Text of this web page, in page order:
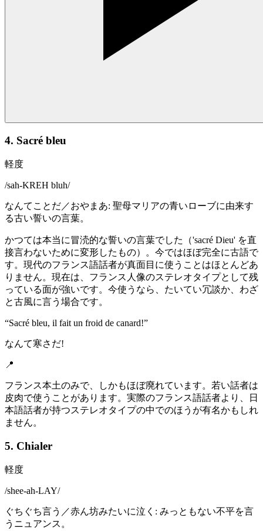
4. Sacré bleu
軽度
/sah-KREH bluh/
なんてことだ／おやまあ: 聖母マリアの青いローブに由来す
る古い誓いの言葉。
かつては本当に冒涜的な誓いの言葉でした（'sacré Dieu' を直
接言わないために変形したもの）。今ではほぼ完全に古語で
す。現代のフランス語話者が真面目に使うことはほとんどあ
りません。現在は、フランス人像のステレオタイプとして残
っている面が強いです。今使うなら、たいてい冗談か、わざ
と古風に言う場合です。
“Sacré bleu, il fait un froid de canard!”
なんて寒さだ!
📍
フランス本土のみで、しかもほぼ廃れています。若い話者は
皮肉で使うことがあります。実際のフランス語話者より、日
本語話者が持つステレオタイプの中でのほうが有名かもしれ
ません。
5. Chialer
軽度
/shee-ah-LAY/
ぐちぐち言う／赤ん坊みたいに泣く: みっともない不平を言
うニュアンス。